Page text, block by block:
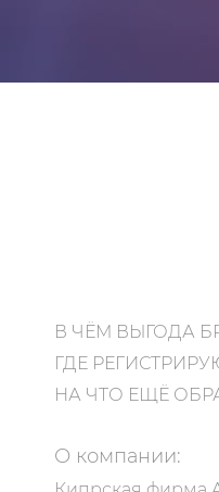
В ЧЁМ ВЫГОДА
ГДЕ
НА ЧТО ЕЩЁ
О компании: